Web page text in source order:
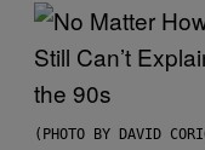
(PHOTO BY DAVID